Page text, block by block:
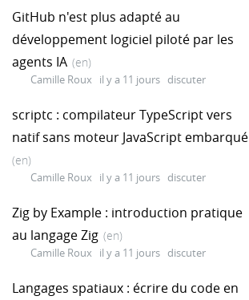
GitHub n'est plus adapté au
développement logiciel piloté par les
agents IA (en)
Camille Roux il y a 11 jours discuter
scriptc : compilateur TypeScript vers
natif sans moteur JavaScript embarqué
(en)
Camille Roux il y a 11 jours discuter
Zig by Example : introduction pratique
au langage Zig (en)
Camille Roux il y a 11 jours discuter
Langages spatiaux : écrire du code en